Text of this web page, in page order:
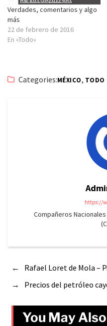
Verdades, comentarios y algo
más
22 de febrero de 2016
En «Todo»
Categories:MÉXICO, TODO
https://
Compañeros
←
Rafael Loret de Mola –
→
Precios del petróleo
You May